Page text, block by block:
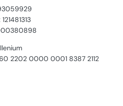
2202 0000 0001 8387 2112